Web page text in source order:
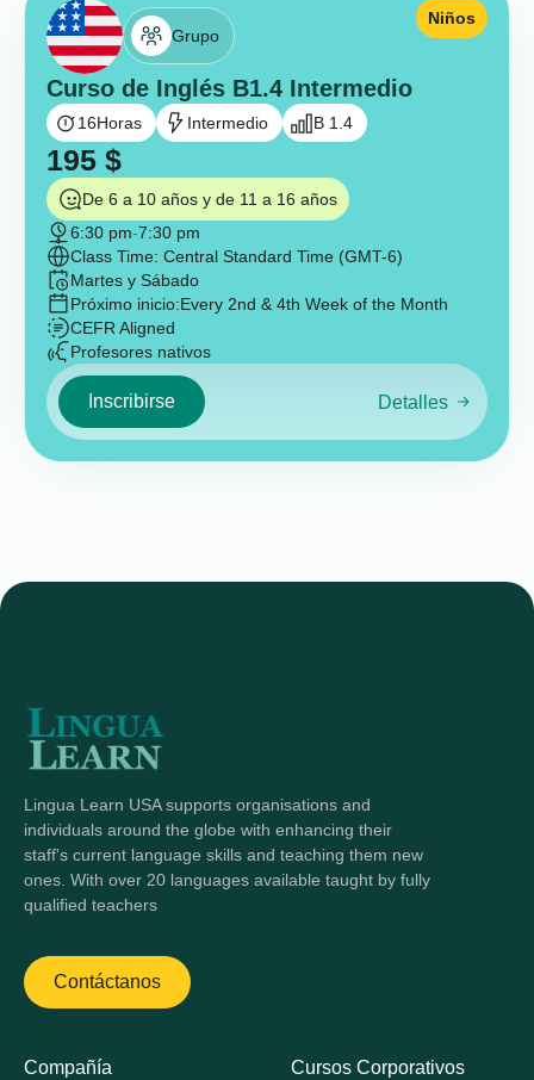
Grupo
Curso de Inglés B1.4 Intermedio
Niños
16Horas Intermedio B 1.4
195 $
De 6 a 10 años y de 11 a 16 años
6:30 pm-7:30 pm
Class Time: Central Standard Time (GMT-6)
Martes y Sábado
Próximo inicio:Every 2nd & 4th Week of the Month
CEFR Aligned
Profesores nativos
Inscribirse Detalles
Lingua Learn USA supports organisations and
individuals around the globe with enhancing their
staff's current language skills and teaching them new
ones. With over 20 languages available taught by fully
qualified teachers
Contáctanos
Compañía Cursos Corporativos